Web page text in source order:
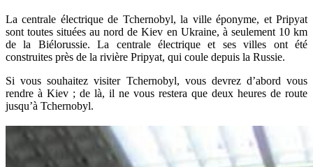
La centrale électrique de Tchernobyl, la ville éponyme, et Pripyat
sont toutes situées au nord de Kiev en Ukraine, à seulement 10 km
de la Biélorussie. La centrale électrique et ses villes ont été
construites près de la rivière Pripyat, qui coule depuis la Russie.
Si vous souhaitez visiter Tchernobyl, vous devrez d’abord vous
rendre à Kiev ; de là, il ne vous restera que deux heures de route
jusqu’à Tchernobyl.